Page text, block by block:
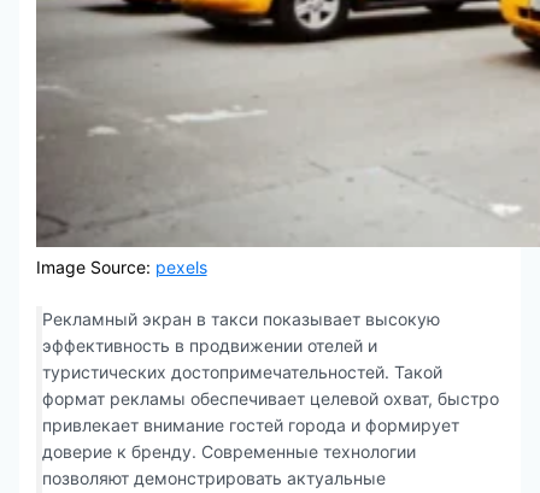
Image Source: pexels
Рекламный экран в такси показывает высокую
эффективность в продвижении отелей и
туристических достопримечательностей. Такой
формат рекламы обеспечивает целевой охват, быстро
привлекает внимание гостей города и формирует
доверие к бренду. Современные технологии
позволяют демонстрировать актуальные